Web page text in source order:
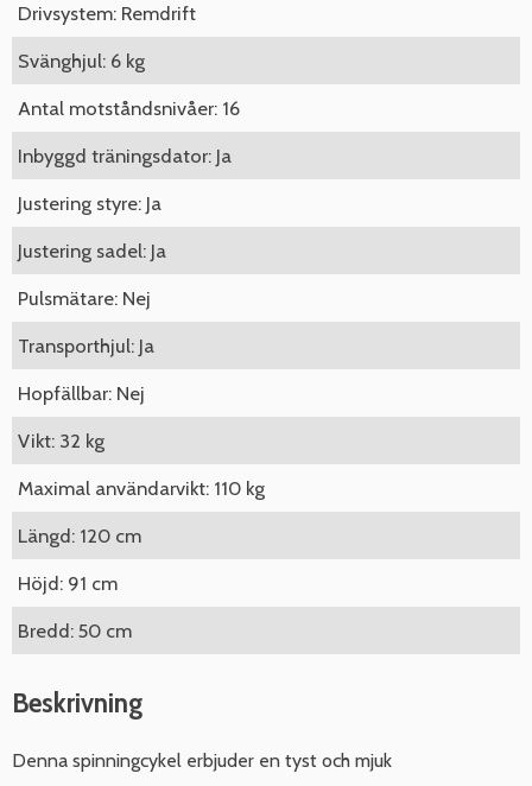
Drivsystem: Remdrift
Svänghjul: 6 kg
Antal motståndsnivåer: 16
Inbyggd träningsdator: Ja
Justering styre: Ja
Justering sadel: Ja
Pulsmätare: Nej
Transporthjul: Ja
Hopfällbar: Nej
Vikt: 32 kg
Maximal användarvikt: 110 kg
Längd: 120 cm
Höjd: 91 cm
Bredd: 50 cm
Beskrivning
Denna spinningcykel erbjuder en tyst och mjuk